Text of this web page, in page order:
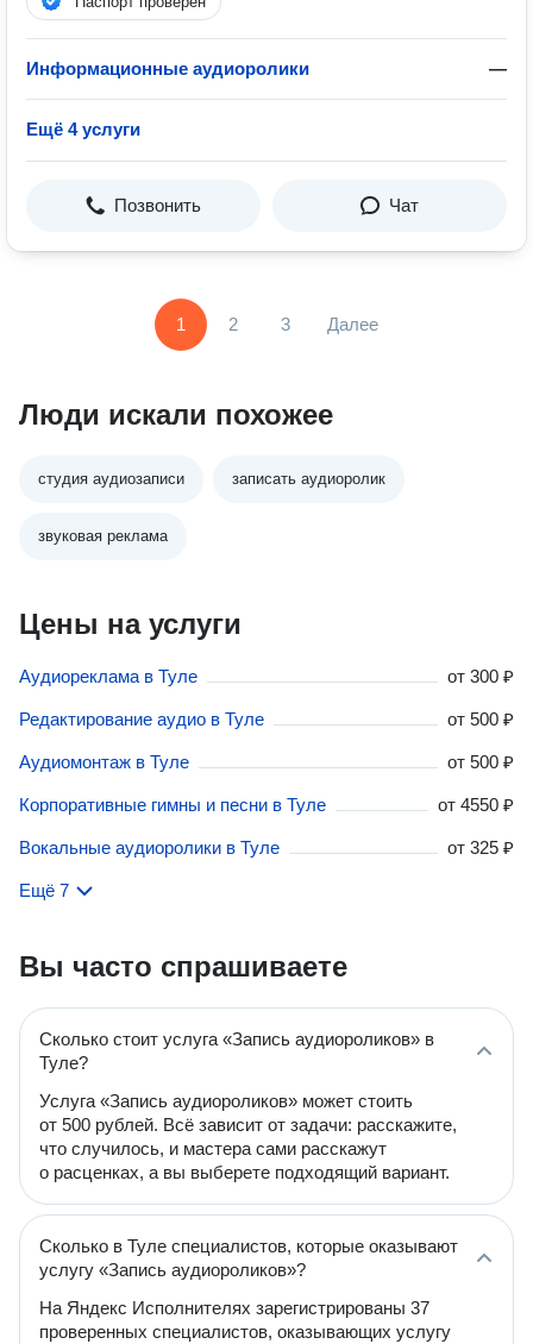
Информационные аудиоролики —
Ещё 4 услуги
Позвонить Чат
1 2 3 Далее
Люди искали похожее
студия аудиозаписи записать аудиоролик
звуковая реклама
Цены на услуги
Аудиореклама в Туле от 300 ₽
Редактирование аудио в Туле от 500 ₽
Аудиомонтаж в Туле от 500 ₽
Корпоративные гимны и песни в Туле от 4550 ₽
Вокальные аудиоролики в Туле от 325 ₽
Ещё 7
Вы часто спрашиваете
Сколько стоит услуга «Запись аудиороликов» в
Туле?
Услуга «Запись аудиороликов» может стоить
от 500 рублей. Всё зависит от задачи: расскажите,
что случилось, и мастера сами расскажут
о расценках, а вы выберете подходящий вариант.
Сколько в Туле специалистов, которые оказывают
услугу «Запись аудиороликов»?
На Яндекс Исполнителях зарегистрированы 37
проверенных специалистов, оказывающих услугу